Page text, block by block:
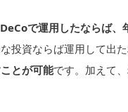
で運用したならば
投資ならば運用して出
とが可能です。加えて、